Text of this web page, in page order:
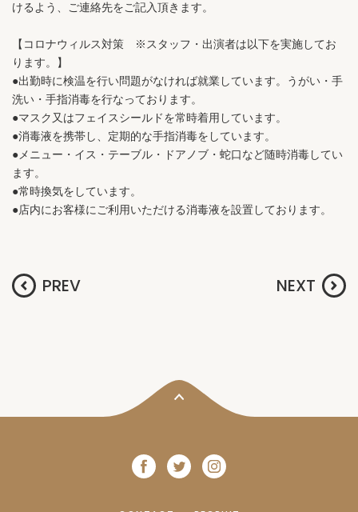
けるよう、ご連絡先をご記入頂きます。
【コロナウィルス対策 ※スタッフ・出演者は以下を実施してお
ります。】
●出勤時に検温を行い問題がなければ就業しています。うがい・手
洗い・手指消毒を行なっております。
●マスク又はフェイスシールドを常時着用しています。
●消毒液を携帯し、定期的な手指消毒をしています。
●メニュー・イス・テーブル・ドアノブ・蛇口など随時消毒してい
ます。
●常時換気をしています。
●店内にお客様にご利用いただける消毒液を設置しております。